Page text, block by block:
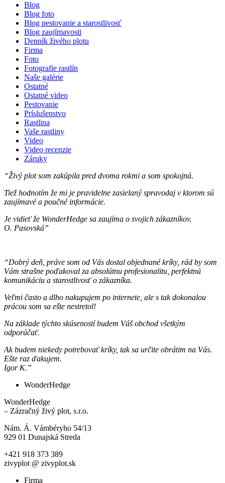
Blog
Blog foto
Blog pestovanie a starostlivosť
Blog zaujímavosti
Denník živého plotu
Firma
Foto
Fotografie rastlín
Naše galérie
Ostatné
Ostatné video
Pestovanie
Príslušenstvo
Rastlina
Vaše rastliny
Video
Video recenzie
Záruky
“Živý plot som zakúpila pred dvoma rokmi a som spokojná.
Tiež hodnotím že mi je pravidelne zasielaný spravodaj v ktorom sú
zaujímavé a poučné informácie.
Je vidieť že WonderHedge sa zaujíma o svojich zákazníkov.
O. Pasovská”
“Dobrý deň, práve som od Vás dostal objednané kríky, rád by som
Vám strašne poďakoval za absolútnu profesionalitu, perfektnú
komunikáciu a starostlivosť o zákazníka.
Veľmi často a dlho nakupujem po internete, ale s tak dokonalou
prácou som sa ešte nestretol!
Na základe týchto skúseností budem Váš obchod všetkým
odporúčať.
Ak budem niekedy potrebovať kríky, tak sa určite obrátim na Vás.
Ešte raz ďakujem.
Igor K.”
WonderHedge
WonderHedge
– Zázračný živý plot, s.r.o.
Nám. Á. Vámbéryho 54/13
929 01 Dunajská Streda
+421 918 373 389
zivyplot @ zivyplot.sk
Firma